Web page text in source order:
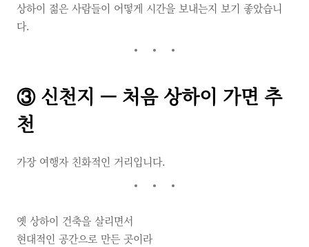
상하이 젊은 사람들이 어떻게 시간을 보내는지 보기 좋았습니
다.
③ 신천지 — 처음 상하이 가면 추
천
가장 여행자 친화적인 거리입니다.
옛 상하이 건축을 살리면서
현대적인 공간으로 만든 곳이라